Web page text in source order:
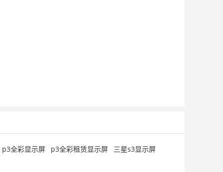
p3全彩显示屏 p3全彩租赁显示屏 三星s3显示屏